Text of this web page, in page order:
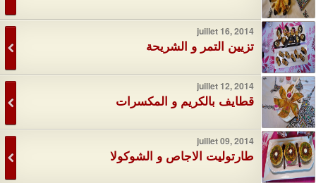
juillet 16, 2014
تزيين التمر و الشريحة
juillet 12, 2014
قطايف بالكريم و المكسرات
juillet 09, 2014
طارتوليت الاجاص و الشوكولا